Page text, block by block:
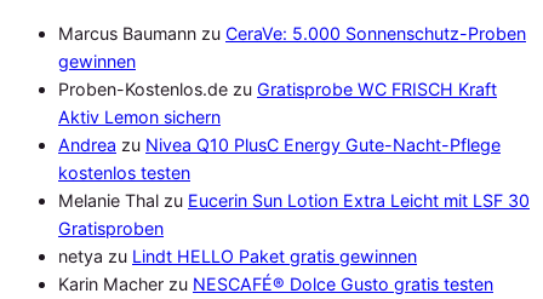
Marcus Baumann zu CeraVe: 5.000 Sonnenschutz-Proben
gewinnen
Proben-Kostenlos.de zu Gratisprobe WC FRISCH Kraft
Aktiv Lemon sichern
Andrea zu Nivea Q10 PlusC Energy Gute-Nacht-Pflege
kostenlos testen
Melanie Thal zu Eucerin Sun Lotion Extra Leicht mit LSF 30
Gratisproben
netya zu Lindt HELLO Paket gratis gewinnen
Karin Macher zu NESCAFÉ® Dolce Gusto gratis testen